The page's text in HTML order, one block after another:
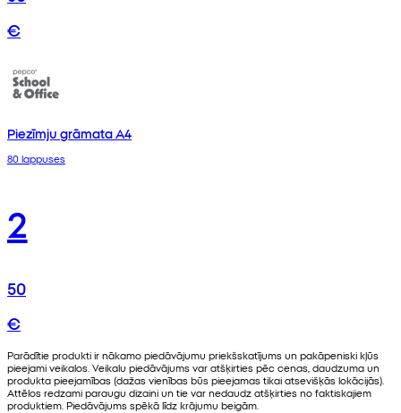
€
Piezīmju grāmata A4
80 lappuses
2
50
€
Parādītie produkti ir nākamo piedāvājumu priekšskatījums un pakāpeniski kļūs
pieejami veikalos. Veikalu piedāvājums var atšķirties pēc cenas, daudzuma un
produkta pieejamības (dažas vienības būs pieejamas tikai atsevišķās lokācijās).
Attēlos redzami paraugu dizaini un tie var nedaudz atšķirties no faktiskajiem
produktiem. Piedāvājums spēkā līdz krājumu beigām.